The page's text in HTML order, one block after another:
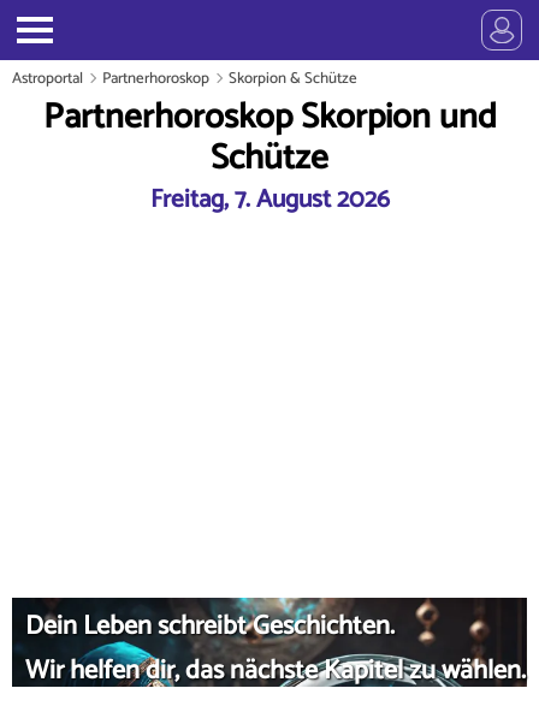
Astroportal Partnerhoroskop Skorpion & Schütze
Partnerhoroskop Skorpion und
Schütze
Freitag, 7. August 2026
Dein Leben schreibt Geschichten.
Wir helfen dir, das nächste Kapitel zu wählen.